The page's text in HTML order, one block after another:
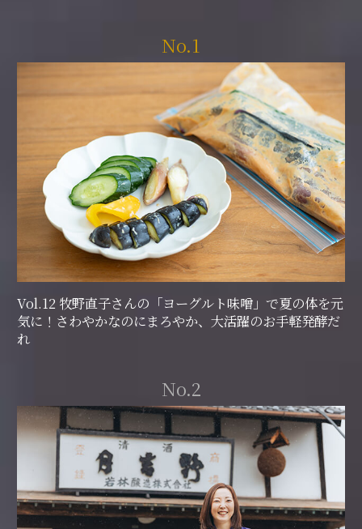
No.1
Vol.12 牧野直子さんの「ヨーグルト味噌」で夏の体を元
気に！さわやかなのにまろやか、大活躍のお手軽発酵だ
れ
No.2